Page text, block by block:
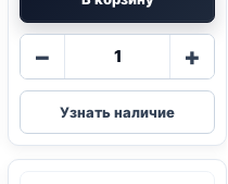
−
Количество
Pro
Plan
сух.
+
Узнать наличие